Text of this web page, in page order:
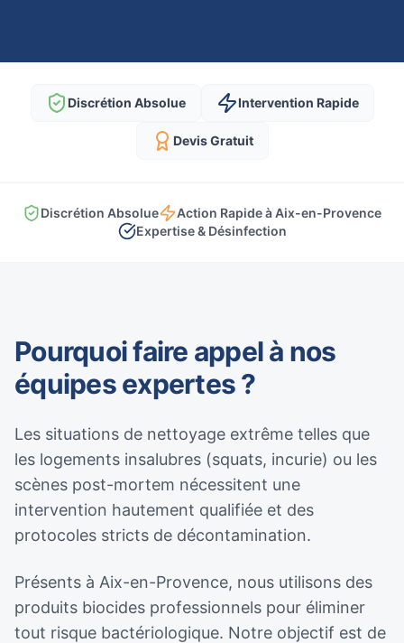
Discrétion Absolue Intervention Rapide
Devis Gratuit
Discrétion Absolue
Action Rapide à Aix-en-Provence
Expertise & Désinfection
Pourquoi faire appel à nos
équipes expertes ?
Les situations de nettoyage extrême telles que
les logements insalubres (squats, incurie) ou les
scènes post-mortem nécessitent une
intervention hautement qualifiée et des
protocoles stricts de décontamination.
Présents à Aix-en-Provence, nous utilisons des
produits biocides professionnels pour éliminer
tout risque bactériologique. Notre objectif est de